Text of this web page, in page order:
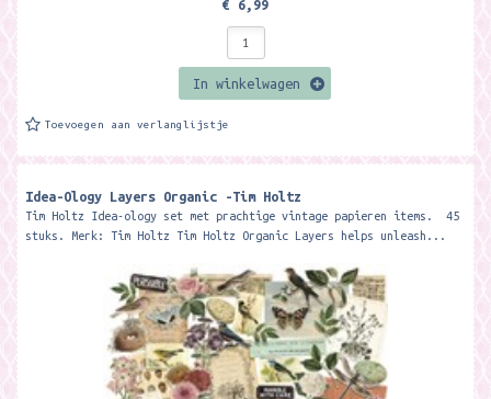
€ 6,99
In winkelwagen
Toevoegen aan verlanglijstje
Idea-Ology Layers Organic -Tim Holtz
Tim Holtz Idea-ology set met prachtige vintage papieren items. 45
stuks. Merk: Tim Holtz Tim Holtz Organic Layers helps unleash...